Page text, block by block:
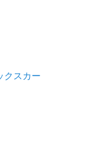
クスカー